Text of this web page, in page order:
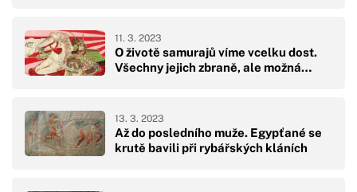
O životě samurajů víme vcelku dost.
Všechny jejich zbraně, ale možná…
11. 3. 2023
Až do posledního muže. Egypťané se
krutě bavili při rybářských kláních
13. 3. 2023